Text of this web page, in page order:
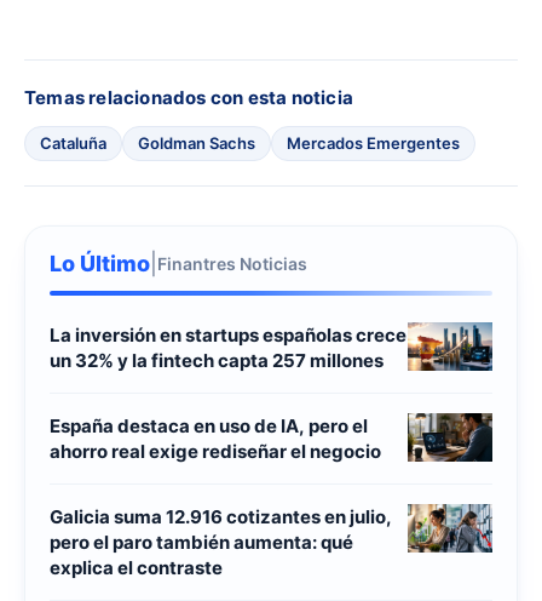
Temas relacionados con esta noticia
Cataluña Goldman Sachs Mercados Emergentes
Lo Último Finantres Noticias
La inversión en startups españolas crece
un 32% y la fintech capta 257 millones
España destaca en uso de IA, pero el
ahorro real exige rediseñar el negocio
Galicia suma 12.916 cotizantes en julio,
pero el paro también aumenta: qué
explica el contraste